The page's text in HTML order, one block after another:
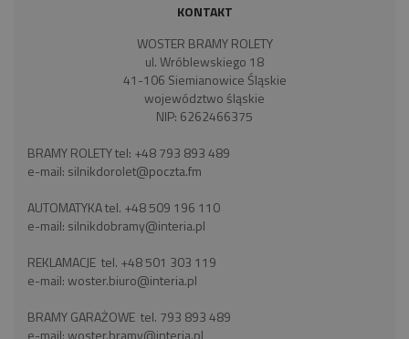
KONTAKT
WOSTER BRAMY ROLETY
ul. Wróblewskiego 18
41-106 Siemianowice Śląskie
województwo śląskie
NIP: 6262466375
BRAMY ROLETY tel: +48 793 893 489
e-mail: silnikdorolet@poczta.fm
AUTOMATYKA tel. +48 509 196 110
e-mail: silnikdobramy@interia.pl
REKLAMACJE tel. +48 501 303 119
e-mail:woster.biuro@interia.pl
BRAMY GARAŻOWE tel. 793 893 489
e-mail:woster.bramy@interia.pl